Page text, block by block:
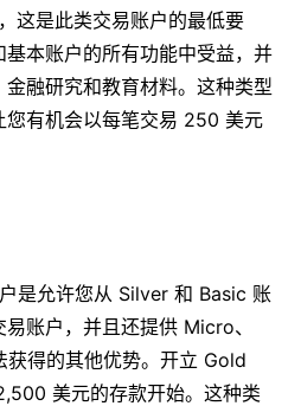
这是此类交易账户的最低要
本账户的所有功能中受益，并
融研究和教育材料。这种类型
有机会以每笔交易 250 美元
是允许您从 Silver 和 Basic 账
账户，并且还提供 Micro、
得的其他优势。开立 Gold
美元的存款开始。这种类